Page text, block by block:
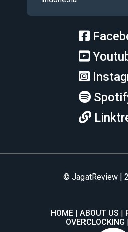
© JagatReview |
HOME ABOUT US
OVERCLOCKING